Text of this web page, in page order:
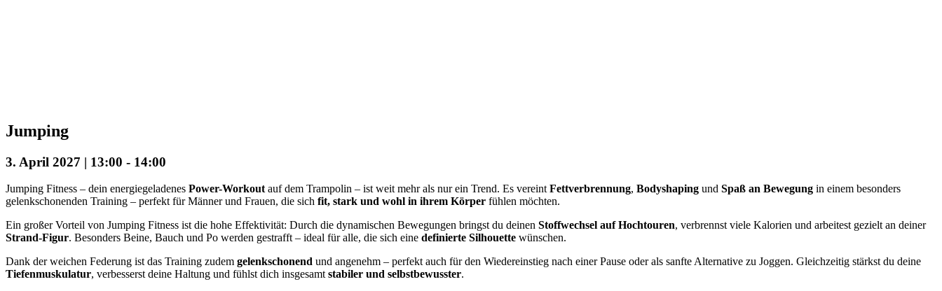
Jumping
3. April 2027 | 13:00 - 14:00
Jumping Fitness – dein energiegeladenes Power-Workout auf dem Trampolin – ist weit mehr als nur ein Trend. Es vereint Fettverbrennung, Bodyshaping und Spaß an Bewegung in einem besonders
gelenkschonenden Training – perfekt für Männer und Frauen, die sich fit, stark und wohl in ihrem Körper fühlen möchten.
Ein großer Vorteil von Jumping Fitness ist die hohe Effektivität: Durch die dynamischen Bewegungen bringst du deinen Stoffwechsel auf Hochtouren, verbrennst viele Kalorien und arbeitest gezielt an deiner
Strand-Figur. Besonders Beine, Bauch und Po werden gestrafft – ideal für alle, die sich eine definierte Silhouette wünschen.
Dank der weichen Federung ist das Training zudem gelenkschonend und angenehm – perfekt auch für den Wiedereinstieg nach einer Pause oder als sanfte Alternative zu Joggen. Gleichzeitig stärkst du deine
Tiefenmuskulatur, verbesserst deine Haltung und fühlst dich insgesamt stabiler und selbstbewusster.